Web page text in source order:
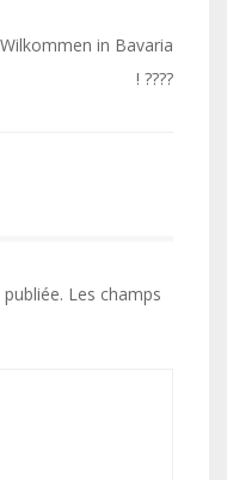
Wilkommen in Bavaria
! ????
Les champs